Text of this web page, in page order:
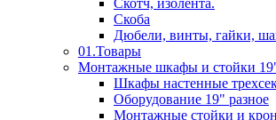
Скотч, изолента.
Скоба
Дюбели, винты, гайки,
01.Товары
Монтажные шкафы и стойки
Шкафы настенные
Оборудование 19" разное
Монтажные стойки и